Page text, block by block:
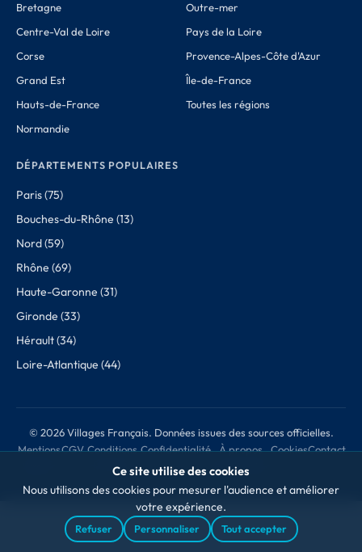
Bretagne
Centre-Val de Loire
Corse
Grand Est
Hauts-de-France
Normandie
Outre-mer
Pays de la Loire
Provence-Alpes-Côte d'Azur
Île-de-France
Toutes les régions
DÉPARTEMENTS POPULAIRES
Paris (75)
Bouches-du-Rhône (13)
Nord (59)
Rhône (69)
Haute-Garonne (31)
Gironde (33)
Hérault (34)
Loire-Atlantique (44)
© 2026 Villages Français. Données issues des sources officielles.
MentionsCGV Conditions
de retour
Confidentialité
À propos
des données
CookiesContact
Ce site utilise des cookies
Nous utilisons des cookies pour mesurer l'audience et améliorer
votre expérience.
Refuser Personnaliser Tout accepter